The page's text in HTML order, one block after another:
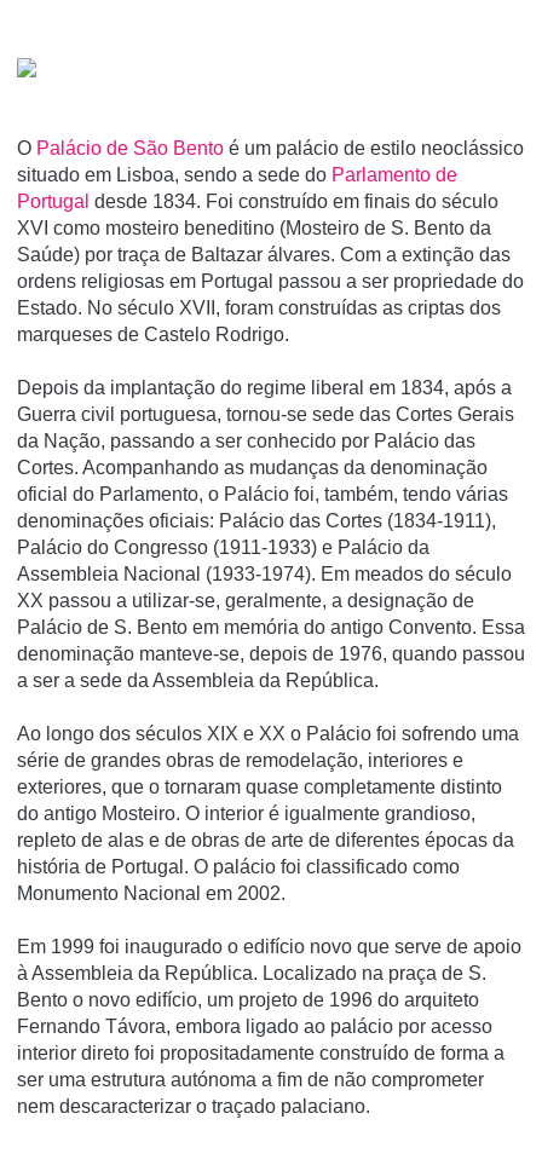
O Palácio de São Bento é um palácio de estilo neoclássico
situado em Lisboa, sendo a sede do Parlamento de
Portugal desde 1834. Foi construí­do em finais do século
XVI como mosteiro beneditino (Mosteiro de S. Bento da
Saúde) por traça de Baltazar álvares. Com a extinção das
ordens religiosas em Portugal passou a ser propriedade do
Estado. No século XVII, foram construí­das as criptas dos
marqueses de Castelo Rodrigo.
Depois da implantação do regime liberal em 1834, após a
Guerra civil portuguesa, tornou-se sede das Cortes Gerais
da Nação, passando a ser conhecido por Palácio das
Cortes. Acompanhando as mudanças da denominação
oficial do Parlamento, o Palácio foi, também, tendo várias
denominações oficiais: Palácio das Cortes (1834-1911),
Palácio do Congresso (1911-1933) e Palácio da
Assembleia Nacional (1933-1974). Em meados do século
XX passou a utilizar-se, geralmente, a designação de
Palácio de S. Bento em memória do antigo Convento. Essa
denominação manteve-se, depois de 1976, quando passou
a ser a sede da Assembleia da República.
Ao longo dos séculos XIX e XX o Palácio foi sofrendo uma
série de grandes obras de remodelação, interiores e
exteriores, que o tornaram quase completamente distinto
do antigo Mosteiro. O interior é igualmente grandioso,
repleto de alas e de obras de arte de diferentes épocas da
história de Portugal. O palácio foi classificado como
Monumento Nacional em 2002.
Em 1999 foi inaugurado o edifí­cio novo que serve de apoio
à Assembleia da República. Localizado na praça de S.
Bento o novo edifí­cio, um projeto de 1996 do arquiteto
Fernando Távora, embora ligado ao palácio por acesso
interior direto foi propositadamente construí­do de forma a
ser uma estrutura autónoma a fim de não comprometer
nem descaracterizar o traçado palaciano.